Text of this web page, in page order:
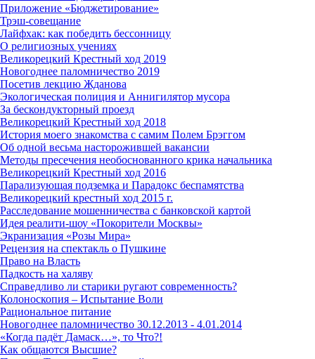
Приложение «Бюджетирование»
Трэш-совещание
Лайфхак: как победить бессонницу
О религиозных учениях
Великорецкий Крестный ход 2019
Новогоднее паломничество 2019
Посетив лекцию Жданова
Экологическая полиция и Аннигилятор мусора
За бескондукторный проезд
Великорецкий Крестный ход 2018
История моего знакомства с самим Полем Брэггом
Об одной весьма насторожившей вакансии
Методы пресечения необоснованного крика начальника
Великорецкий Крестный ход 2016
Парализующая подземка и Парадокс беспамятства
Великорецкий крестный ход 2015 г.
Расследование мошенничества с банковской картой
Идея реалити-шоу «Покорители Москвы»
Экранизация «Розы Мира»
Рецензия на спектакль о Пушкине
Право на Власть
Падкость на халяву
Справедливо ли старики ругают современность?
Колоноскопия – Испытание Воли
Рациональное питание
Новогоднее паломничество 30.12.2013 - 4.01.2014
«Когда падёт Дамаск…», то Что?!
Как общаются Высшие?